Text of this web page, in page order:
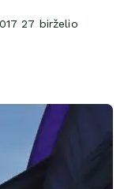
27 birželio